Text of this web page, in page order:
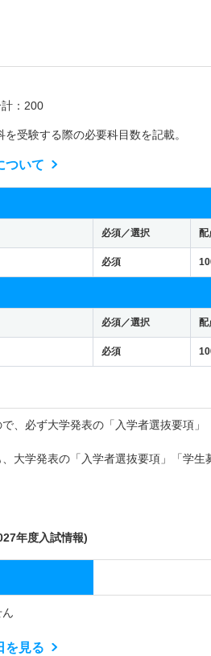
：200
受験する際の必要科目数を記載。
ついて
必須／選択 配
必須
必須／選択 配
必須
、必ず大学発表の「入学者選抜要項」
大学発表の「入学者選抜要項」「学生
年度入試情報)
を見る